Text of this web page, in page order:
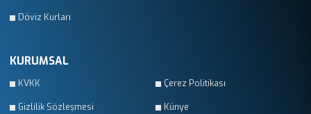
Döviz Kurları
KURUMSAL
KVKK Çerez Politikası
Gizlilik Sözleşmesi Künye